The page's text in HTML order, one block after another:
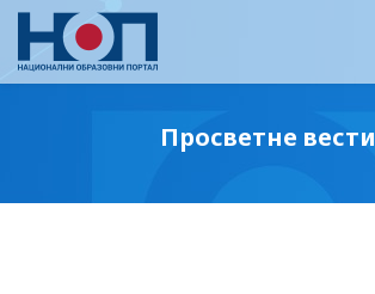
Просветне вести